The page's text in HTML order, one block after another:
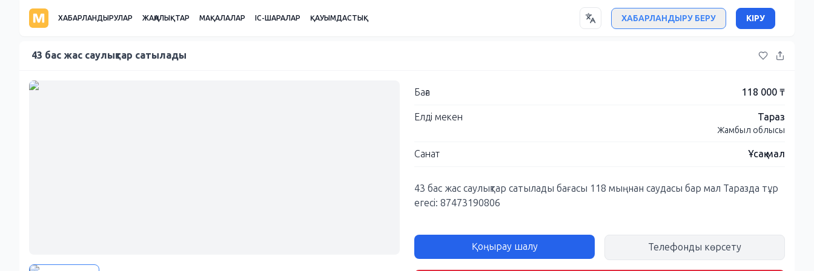
ХАБАРЛАНДЫРУЛАР ЖАҢАЛЫҚТАР МАҚАЛАЛАР ІС-ШАРАЛАР ҚАУЫМДАСТЫҚ ХАБАРЛАНДЫРУ БЕРУ КІРУ
43 бас жас саулықтар сатылады
Баға 118 000 ₸
Елді мекен Тараз
Жамбыл облысы
Санат Ұсақ мал
43 бас жас саулықтар сатылады бағасы 118 мыңнан саудасы бар мал Таразда тұр
егесі: 87473190806
Қоңырау шалу Телефонды көрсету